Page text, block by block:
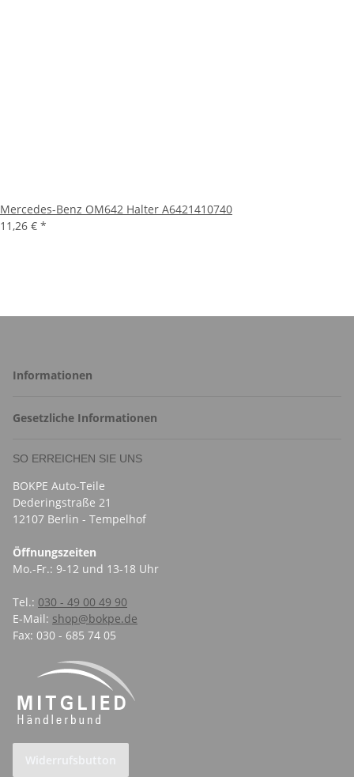
Mercedes-Benz OM642 Halter A6421410740
11,26 € *
Informationen
Gesetzliche Informationen
SO ERREICHEN SIE UNS
BOKPE Auto-Teile
Dederingstraße 21
12107 Berlin - Tempelhof
Öffnungszeiten
Mo.-Fr.: 9-12 und 13-18 Uhr
Tel.: 030 - 49 00 49 90
E-Mail: shop@bokpe.de
Fax: 030 - 685 74 05
Widerrufsbutton